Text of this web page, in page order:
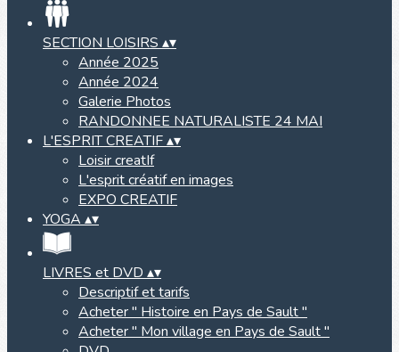
SECTION LOISIRS ▴▾
Année 2025
Année 2024
Galerie Photos
RANDONNEE NATURALISTE 24 MAI
L'ESPRIT CREATIF▴▾
Loisir creatIf
L'esprit créatif en images
EXPO CREATIF
YOGA ▴▾
LIVRES et DVD ▴▾
Descriptif et tarifs
Acheter " Histoire en Pays de Sault "
Acheter " Mon village en Pays de Sault "